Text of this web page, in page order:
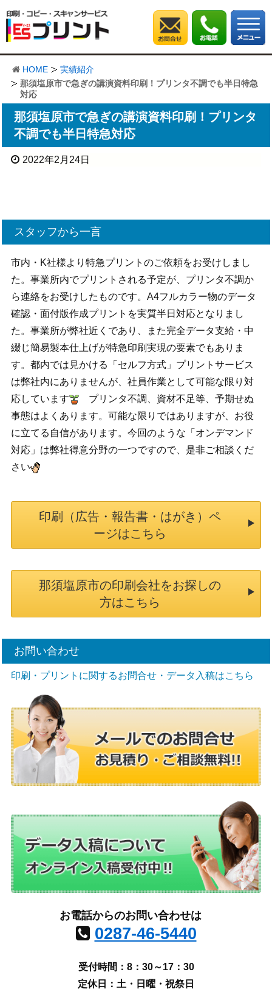
HOME
実績紹介
那須塩原市で急ぎの講演資料印刷！プリンタ不調でも半日特急
対応
那須塩原市で急ぎの講演資料印刷！プリンタ
不調でも半日特急対応
2022年2月24日
スタッフから一言
市内・K社様より特急プリントのご依頼をお受けしまし
た。事業所内でプリントされる予定が、プリンタ不調か
ら連絡をお受けしたものです。A4フルカラー物のデータ
確認・面付版作成プリントを実質半日対応となりまし
た。事業所が弊社近くであり、また完全データ支給・中
綴じ簡易製本仕上げが特急印刷実現の要素でもありま
す。都内では見かける「セルフ方式」プリントサービス
は弊社内にありませんが、社員作業として可能な限り対
応しています
プリンタ不調、資材不足等、予期せぬ
事態はよくあります。可能な限りではありますが、お役
に立てる自信があります。今回のような「オンデマンド
対応」は弊社得意分野の一つですので、是非ご相談くだ
さい
印刷（広告・報告書・はがき）ペ
ージはこちら
那須塩原市の印刷会社をお探しの
方はこちら
お問い合わせ
印刷・プリントに関するお問合せ・データ入稿はこちら
お電話からのお問い合わせは
0287-46-5440
受付時間：8：30～17：30
定休日：土・日曜・祝祭日